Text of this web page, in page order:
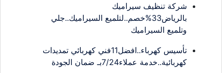
شركة تنظيف سيراميك
بالرياض33%خصم..لتلميع السيراميك..جلي
وتلميع السيراميك
تأسيس كهرباء..افضل11فني كهربائي تمديدات
كهربائية..خدمة عملاء7/24بـ ضمان الجودة